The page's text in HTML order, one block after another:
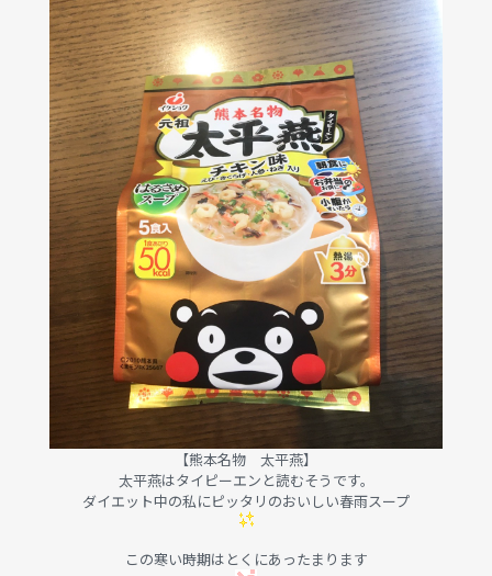
【熊本名物 太平燕】
太平燕はタイピーエンと読むそうです。
ダイエット中の私にピッタリのおいしい春雨スープ
この寒い時期はとくにあったまります